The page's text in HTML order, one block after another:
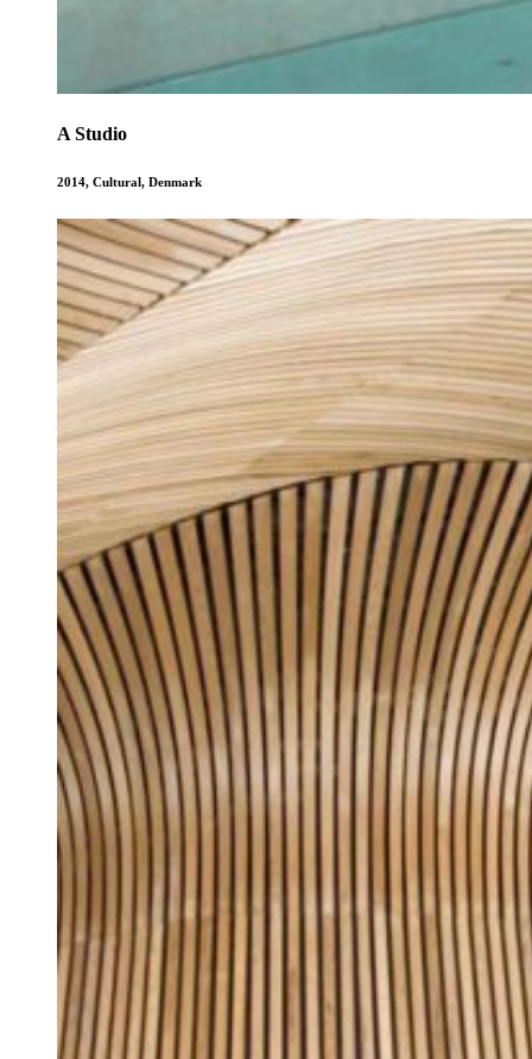
A Studio
2014, Cultural, Denmark